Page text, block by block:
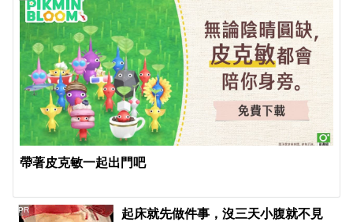
帶著皮克敏一起出門吧
起床就先做件事，沒三天小腹就不見
PR